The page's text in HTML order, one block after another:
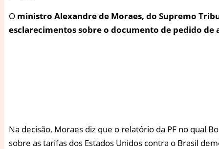
O ministro Alexandre de Moraes, do Supremo
esclarecimentos sobre o documento de pedido de
Na decisão, Moraes diz que o relatório da PF no qual
sobre as tarifas dos Estados Unidos contra o Brasil